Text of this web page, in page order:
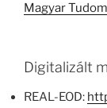
Magyar
Digitalizált
REAL-EOD: